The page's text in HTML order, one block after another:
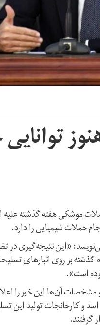
حملات موشکی هفته گذشته
حملات شیمیایی را دارد.
در این مورد می‌نویسد: «این
بر روی انبارهای
است».
آن‌ها این خبر را
کارخانجات تولید این